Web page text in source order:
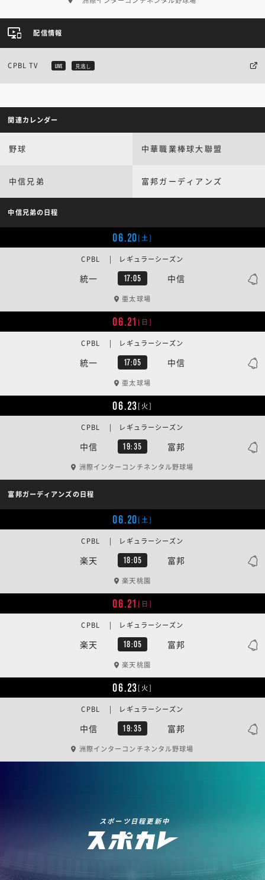
配信情報
CPBL TV LIVE 見逃し
関連カレンダー
野球 中華職業棒球大聯盟
中信兄弟 富邦ガーディアンズ
中信兄弟の日程
06.20[土]
統一 17:05 中信
CPBL | レギュラーシーズン
亜太球場
06.21 [日]
統一 17:05 中信
CPBL | レギュラーシーズン
亜太球場
06.23[火]
中信 19:35 富邦
CPBL | レギュラーシーズン
洲際インターコンチネンタル野球場
富邦ガーディアンズの日程
06.20[土]
楽天 18:05 富邦
CPBL | レギュラーシーズン
楽天桃園
06.21 [日]
楽天 18:05 富邦
CPBL | レギュラーシーズン
楽天桃園
06.23[火]
中信 19:35 富邦
CPBL | レギュラーシーズン
洲際インターコンチネンタル野球場
スポーツ日程更新中